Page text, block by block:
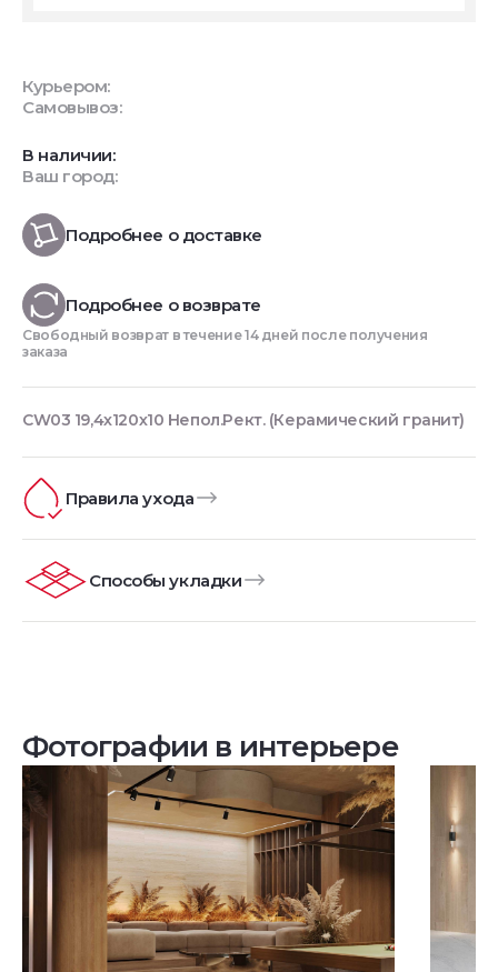
Курьером:
Самовывоз:
В наличии:
Ваш город:
Подробнее о доставке
Подробнее о возврате
Свободный возврат в течение 14 дней после получения
заказа
CW03 19,4х120х10 Непол.Рект. (Керамический гранит)
Правила ухода
Способы укладки
Фотографии в интерьере